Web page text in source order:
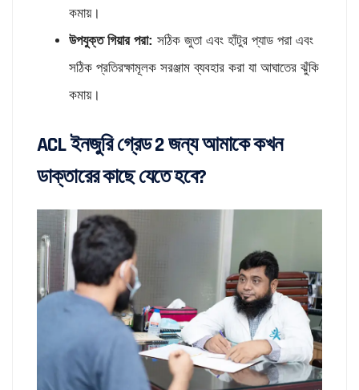
কমায়।
উপযুক্ত গিয়ার পরা: সঠিক জুতা এবং হাঁটুর প্যাড পরা এবং
সঠিক প্রতিরক্ষামূলক সরঞ্জাম ব্যবহার করা যা আঘাতের ঝুঁকি
কমায়।
ACL ইনজুরি গ্রেড 2 জন্য আমাকে কখন
ডাক্তারের কাছে যেতে হবে?